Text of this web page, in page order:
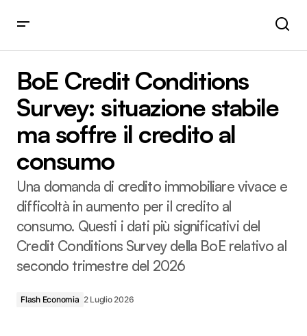
il credito al consumo
BoE Credit Conditions
Survey: situazione stabile
ma soffre il credito al
consumo
Una domanda di credito immobiliare vivace e
difficoltà in aumento per il credito al
consumo. Questi i dati più significativi del
Credit Conditions Survey della BoE relativo al
secondo trimestre del 2026
Flash Economia 2 Luglio 2026